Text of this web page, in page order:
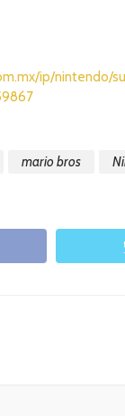
ip/nintendo/
mario bros